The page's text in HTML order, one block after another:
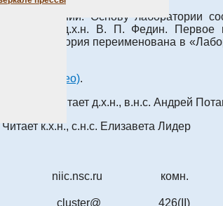
соединений. Основу лаборатории
д.х.н. В. П. Федин. Первое
лаборатория переименована в
(Видео).
Читает д.х.н., в.н.с. Андрей
к.х.н., с.н.с. Елизавета Лидер
niic.nsc.ru
комн.
cluster@ 426(II)